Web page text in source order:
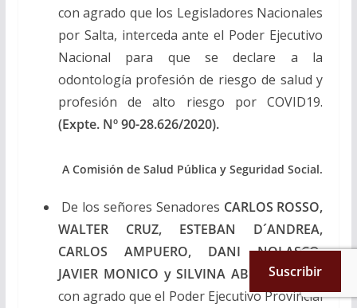
con agrado que los Legisladores Nacionales
por Salta, interceda ante el Poder Ejecutivo
Nacional para que se declare a la
odontología profesión de riesgo de salud y
profesión de alto riesgo por COVID19.
(Expte. Nº 90-28.626/2020).
A Comisión de Salud Pública y Seguridad Social.
De los señores Senadores CARLOS ROSSO,
WALTER CRUZ, ESTEBAN D´ANDREA,
CARLOS AMPUERO, DANI NOLASCO,
JAVIER MONICO y SILVINA ABILES, viendo
con agrado que el Poder Ejecutivo Provincial
Suscribir